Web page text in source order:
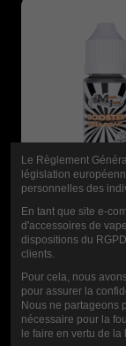
JUGO
10ML-
0,90 €
Le Règlement
législation
personnelles des
En tant que site e-
d'accessoires de
dispositions du
clients.
Pour cela, nous
pour assurer la
Nous ne partageons
nécessaire pour la
le faire en vertu de la